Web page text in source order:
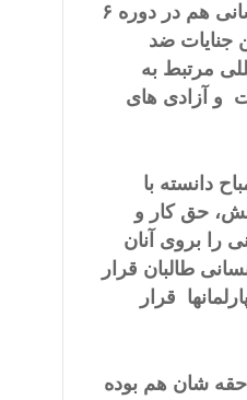
رژیم خود کامه تبعیضی و تک گروهی طالبان علاوه از ارتکاب جرایم ضد بشری و خلاف کرامت انسانی هم در دوره ۶
جنایات ضد
مرتبط به
و آزادی های
دانسته با
حق کار و
را بروی آنان
طالبان قرار
قرار
شان هم بوده